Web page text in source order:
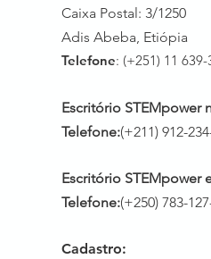
Caixa Postal: 3/1250
Adis Abeba, Etiópia
Telefone: (+251) 11 639-
Escritório STEMpower
Telefone:(+211) 912-
Escritório STEMpower
Telefone:(+250) 783-
Cadastro: